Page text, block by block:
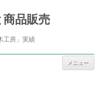
品販売
工房」実績
メニュー